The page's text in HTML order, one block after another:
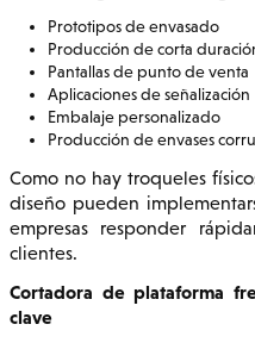
Prototipos de envasado
Producción de corta
Pantallas de punto de venta
Aplicaciones de señalización
Embalaje personalizado
Producción de envases
Como no hay troqueles
diseño pueden
empresas responder
clientes.
Cortadora de plataforma
clave